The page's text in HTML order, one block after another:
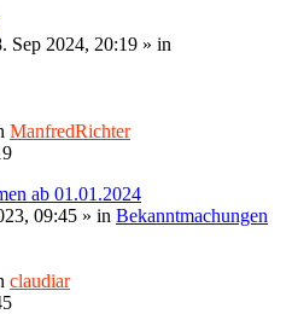
Sep 2024, 20:19 » in
ManfredRichter
ab 01.01.2024
09:45 » in Bekanntmachungen
claudiar